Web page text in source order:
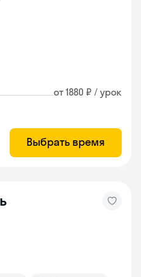
от 1880 ₽ / урок
Выбрать время